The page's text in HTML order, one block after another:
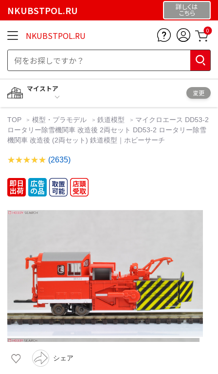
NKUBSTPOL.RU 詳しくは
こちら
NKUBSTPOL.RU 0
マイストア
変更
TOP 模型・プラモデル 鉄道模型
マイクロエース DD53-2
ロータリー除雪機関車 改造後 2両セット DD53-2 ロータリー除雪
機関車 改造後 (2両セット) 鉄道模型｜ホビーサーチ
(2635)
シェア